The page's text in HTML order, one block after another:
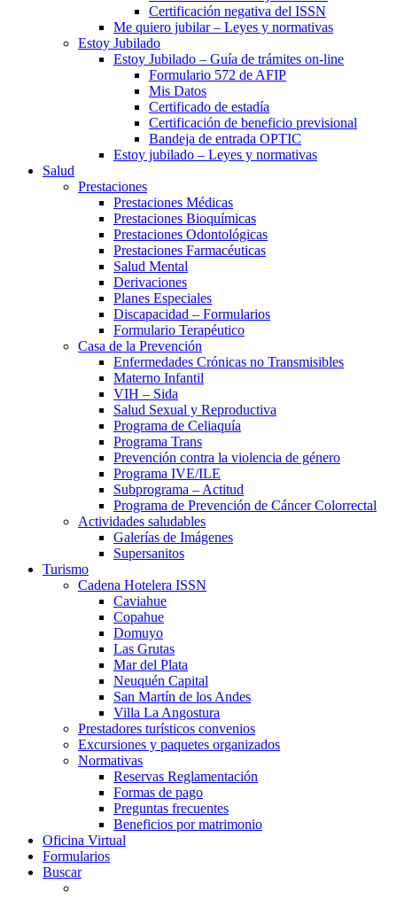
Certificación negativa del ISSN
Me quiero jubilar – Leyes y normativas
Estoy Jubilado
Estoy Jubilado – Guía de trámites on-line
Formulario 572 de AFIP
Mis Datos
Certificado de estadía
Certificación de beneficio previsional
Bandeja de entrada OPTIC
Estoy jubilado – Leyes y normativas
Salud
Prestaciones
Prestaciones Médicas
Prestaciones Bioquímicas
Prestaciones Odontológicas
Prestaciones Farmacéuticas
Salud Mental
Derivaciones
Planes Especiales
Discapacidad – Formularios
Formulario Terapéutico
Casa de la Prevención
Enfermedades Crónicas no Transmisibles
Materno Infantil
VIH – Sida
Salud Sexual y Reproductiva
Programa de Celiaquía
Programa Trans
Prevención contra la violencia de género
Programa IVE/ILE
Subprograma – Actitud
Programa de Prevención de Cáncer Colorrectal
Actividades saludables
Galerías de Imágenes
Supersanitos
Turismo
Cadena Hotelera ISSN
Caviahue
Copahue
Domuyo
Las Grutas
Mar del Plata
Neuquén Capital
San Martín de los Andes
Villa La Angostura
Prestadores turísticos convenios
Excursiones y paquetes organizados
Normativas
Reservas Reglamentación
Formas de pago
Preguntas frecuentes
Beneficios por matrimonio
Oficina Virtual
Formularios
Buscar